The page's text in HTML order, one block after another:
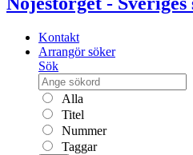
Kontakt
Arrangör söker
Sök
Alla
Titel
Nummer
Taggar